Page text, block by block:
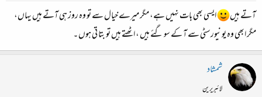
آتے ہیں
ایسی بھی بات نہیں ہے، مگر میرے خیال سے تو وہ روز ہی آتے ہیں یہاں،
مگر ابھی وہ یونیورسٹی سے آ کے سو گئے ہیں ، اٹھتے ہیں تو بتا تی ہوں ۔
شمشاد
لائبریرین